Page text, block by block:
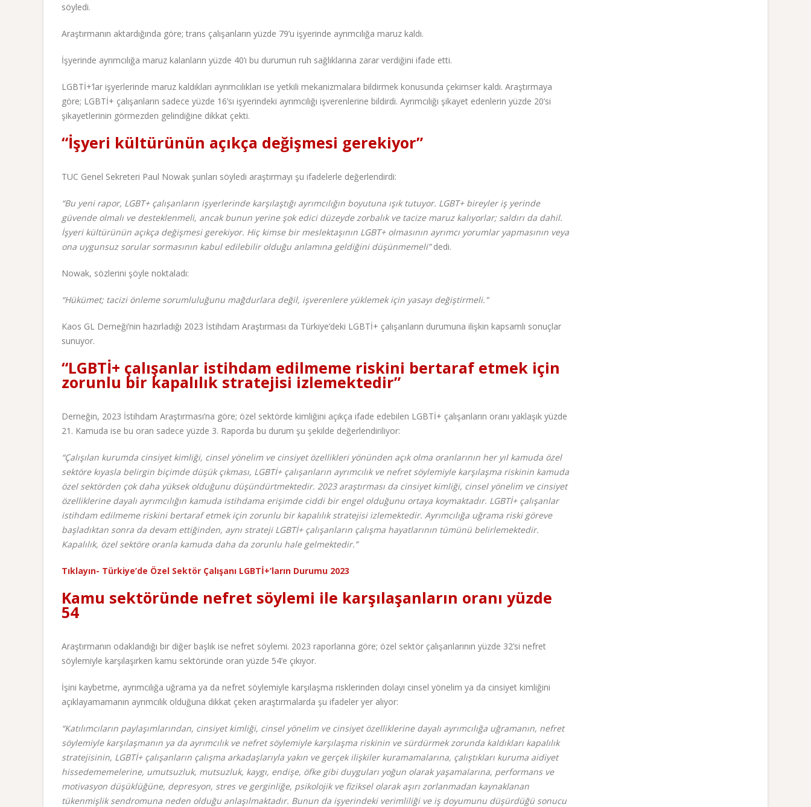
söyledi.
Araştırmanın aktardığında göre; trans çalışanların yüzde 79’u işyerinde ayrımcılığa maruz kaldı.
İşyerinde ayrımcılığa maruz kalanların yüzde 40’ı bu durumun ruh sağlıklarına zarar verdiğini ifade etti.
LGBTİ+’lar işyerlerinde maruz kaldıkları ayrımcılıkları ise yetkili mekanizmalara bildirmek konusunda çekimser kaldı. Araştırmaya
göre; LGBTİ+ çalışanların sadece yüzde 16’sı işyerindeki ayrımcılığı işverenlerine bildirdi. Ayrımcılığı şikayet edenlerin yüzde 20’si
şikayetlerinin görmezden gelindiğine dikkat çekti.
“İşyeri kültürünün açıkça değişmesi gerekiyor”
TUC Genel Sekreteri Paul Nowak şunları söyledi araştırmayı şu ifadelerle değerlendirdi:
“Bu yeni rapor, LGBT+ çalışanların işyerlerinde karşılaştığı ayrımcılığın boyutuna ışık tutuyor. LGBT+ bireyler iş yerinde
güvende olmalı ve desteklenmeli, ancak bunun yerine şok edici düzeyde zorbalık ve tacize maruz kalıyorlar; saldırı da dahil.
İşyeri kültürünün açıkça değişmesi gerekiyor. Hiç kimse bir meslektaşının LGBT+ olmasının ayrımcı yorumlar yapmasının veya
ona uygunsuz sorular sormasının kabul edilebilir olduğu anlamına geldiğini düşünmemeli”dedi.
Nowak, sözlerini şöyle noktaladı:
“Hükümet; tacizi önleme sorumluluğunu mağdurlara değil, işverenlere yüklemek için yasayı değiştirmeli."
Kaos GL Derneği’nin hazırladığı 2023 İstihdam Araştırması da Türkiye’deki LGBTİ+ çalışanların durumuna ilişkin kapsamlı sonuçlar
sunuyor.
“LGBTİ+ çalışanlar istihdam edilmeme riskini bertaraf etmek için
zorunlu bir kapalılık stratejisi izlemektedir”
Derneğin, 2023 İstihdam Araştırması’na göre; özel sektörde kimliğini açıkça ifade edebilen LGBTİ+ çalışanların oranı yaklaşık yüzde
21. Kamuda ise bu oran sadece yüzde 3. Raporda bu durum şu şekilde değerlendiriliyor:
“Çalışılan kurumda cinsiyet kimliği, cinsel yönelim ve cinsiyet özellikleri yönünden açık olma oranlarının her yıl kamuda özel
sektöre kıyasla belirgin biçimde düşük çıkması, LGBTİ+ çalışanların ayrımcılık ve nefret söylemiyle karşılaşma riskinin kamuda
özel sektörden çok daha yüksek olduğunu düşündürtmektedir. 2023 araştırması da cinsiyet kimliği, cinsel yönelim ve cinsiyet
özelliklerine dayalı ayrımcılığın kamuda istihdama erişimde ciddi bir engel olduğunu ortaya koymaktadır. LGBTİ+ çalışanlar
istihdam edilmeme riskini bertaraf etmek için zorunlu bir kapalılık stratejisi izlemektedir. Ayrımcılığa uğrama riski göreve
başladıktan sonra da devam ettiğinden, aynı strateji LGBTİ+ çalışanların çalışma hayatlarının tümünü belirlemektedir.
Kapalılık, özel sektöre oranla kamuda daha da zorunlu hale gelmektedir.”
Tıklayın- Türkiye’de Özel Sektör Çalışanı LGBTİ+’ların Durumu 2023
Kamu sektöründe nefret söylemi ile karşılaşanların oranı yüzde
54
Araştırmanın odaklandığı bir diğer başlık ise nefret söylemi. 2023 raporlarına göre; özel sektör çalışanlarının yüzde 32’si nefret
söylemiyle karşılaşırken kamu sektöründe oran yüzde 54’e çıkıyor.
İşini kaybetme, ayrımcılığa uğrama ya da nefret söylemiyle karşılaşma risklerinden dolayı cinsel yönelim ya da cinsiyet kimliğini
açıklayamamanın ayrımcılık olduğuna dikkat çeken araştırmalarda şu ifadeler yer alıyor:
“Katılımcıların paylaşımlarından, cinsiyet kimliği, cinsel yönelim ve cinsiyet özelliklerine dayalı ayrımcılığa uğramanın, nefret
söylemiyle karşılaşmanın ya da ayrımcılık ve nefret söylemiyle karşılaşma riskinin ve sürdürmek zorunda kaldıkları kapalılık
stratejisinin, LGBTİ+ çalışanların çalışma arkadaşlarıyla yakın ve gerçek ilişkiler kuramamalarına, çalıştıkları kuruma aidiyet
hissedememelerine, umutsuzluk, mutsuzluk, kaygı, endişe, öfke gibi duyguları yoğun olarak yaşamalarına, performans ve
motivasyon düşüklüğüne, depresyon, stres ve gerginliğe, psikolojik ve fiziksel olarak aşırı zorlanmadan kaynaklanan
tükenmişlik sendromuna neden olduğu anlaşılmaktadır. Bunun da işyerindeki verimliliği ve iş doyumunu düşürdüğü sonucu